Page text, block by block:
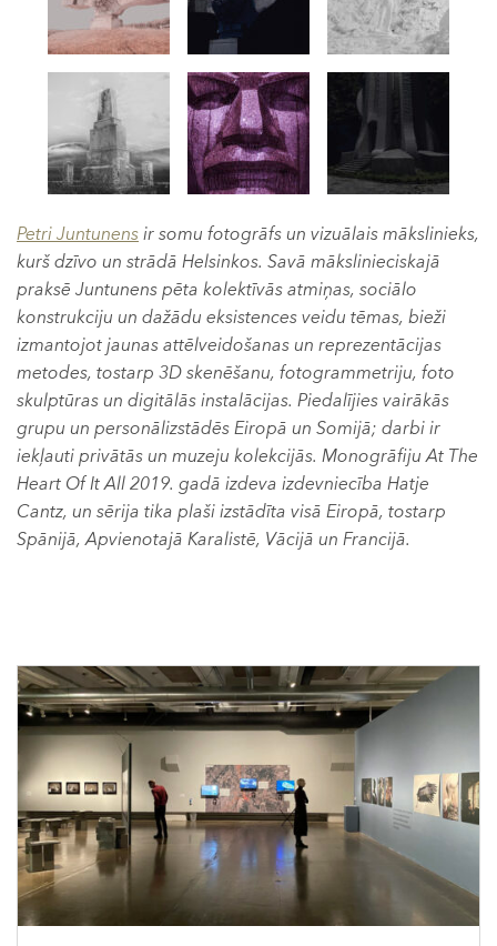
Petri Juntunensir somu fotogrāfs un vizuālais mākslinieks,
kurš dzīvo un strādā Helsinkos. Savā mākslinieciskajā
praksē Juntunens pēta kolektīvās atmiņas, sociālo
konstrukciju un dažādu eksistences veidu tēmas, bieži
izmantojot jaunas attēlveidošanas un reprezentācijas
metodes, tostarp 3D skenēšanu, fotogrammetriju, foto
skulptūras un digitālās instalācijas. Piedalījies vairākās
grupu un personālizstādēs Eiropā un Somijā; darbi ir
iekļauti privātās un muzeju kolekcijās. Monogrāfiju At The
Heart Of It All 2019. gadā izdeva izdevniecība Hatje
Cantz, un sērija tika plaši izstādīta visā Eiropā, tostarp
Spānijā, Apvienotajā Karalistē, Vācijā un Francijā.